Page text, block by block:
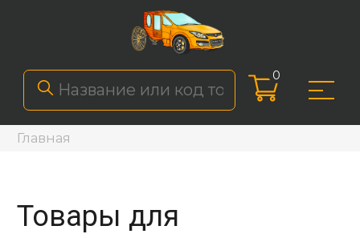
0
Главная
Товары для